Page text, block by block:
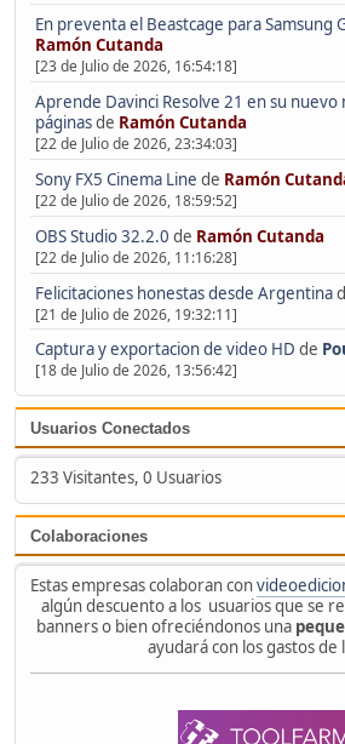
En preventa el Beastcage para Samsung
Ramón Cutanda
[23 de Julio de 2026, 16:54:18]
Aprende Davinci Resolve 21 en su nuevo
páginasde Ramón Cutanda
[22 de Julio de 2026, 23:34:03]
Sony FX5 Cinema Line de Ramón
[22 de Julio de 2026, 18:59:52]
OBS Studio 32.2.0 de Ramón Cutanda
[22 de Julio de 2026, 11:16:28]
Felicitaciones honestas desde Argentina
[21 de Julio de 2026, 19:32:11]
Captura y exportacion de video HD de
[18 de Julio de 2026, 13:56:42]
Usuarios Conectados
233 Visitantes, 0 Usuarios
Colaboraciones
Estas empresas colaboran con
algún descuento a los usuarios que se
banners o bien ofreciéndonos una
ayudará con los gastos de